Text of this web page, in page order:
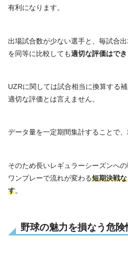
有利になります。
出場試合数が少ない選手と、毎試合
を同等に比較しても適切な評価はで
UZRに関しては試合相当に換算する
適切な評価とは言えません。
データ量を一定期間集計することで、
そのため長いレギュラーシーズンへ
ワンプレーで流れが変わる短期決戦
す。
野球の魅力を損なう危険